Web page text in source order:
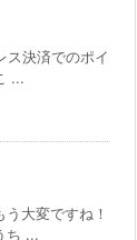
ス決済でのポイ
...
大変ですね！
ち ...